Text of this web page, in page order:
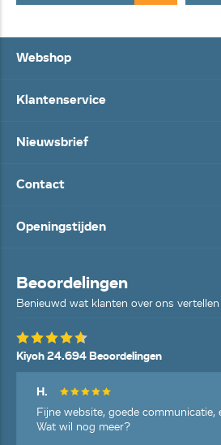
Webshop
Klantenservice
Nieuwsbrief
Contact
Openingstijden
Beoordelingen
Benieuwd wat klanten over ons vertellen
Kiyoh 24.694 Beoordelingen
H.
Fijne website, goede communicatie,
Wat wil nog meer?